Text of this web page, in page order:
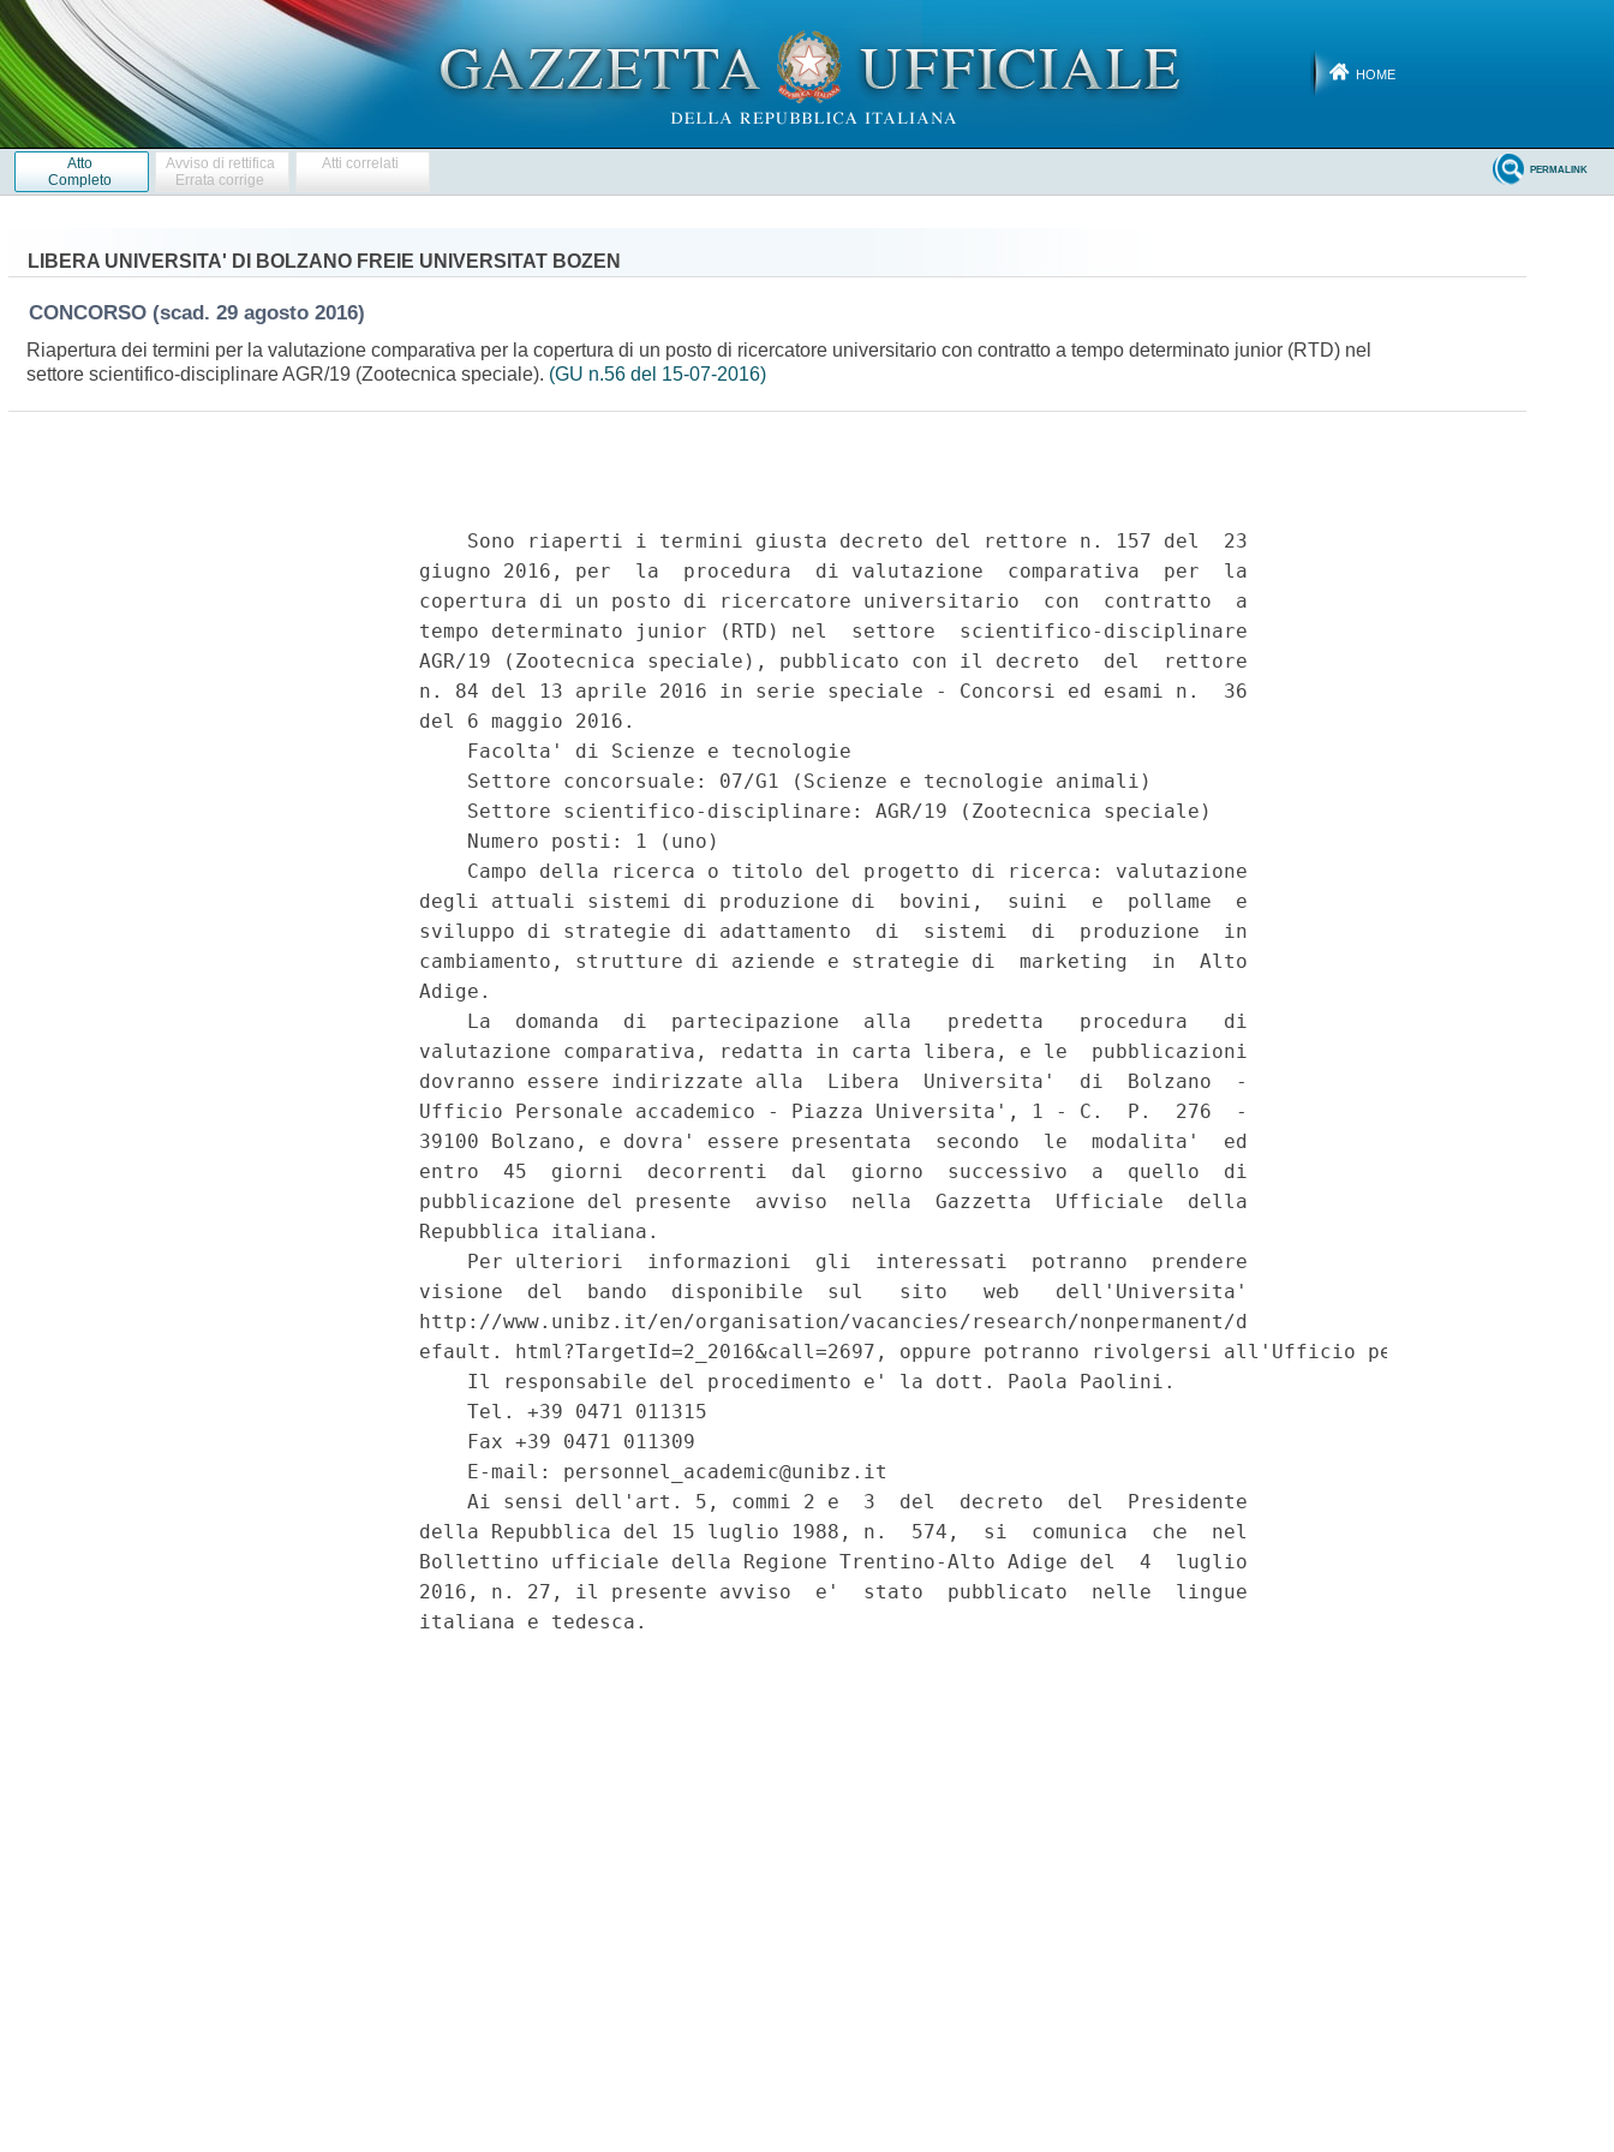
HOME
Atto
Completo
Avviso di rettifica
Errata corrige
Atti correlati PERMALINK
LIBERA UNIVERSITA' DI BOLZANO FREIE UNIVERSITAT BOZEN
CONCORSO (scad. 29 agosto 2016)
Riapertura dei termini per la valutazione comparativa per la copertura di un posto di ricercatore universitario con contratto a tempo determinato junior (RTD) nel
settore scientifico-disciplinare AGR/19 (Zootecnica speciale). (GU n.56 del 15-07-2016)